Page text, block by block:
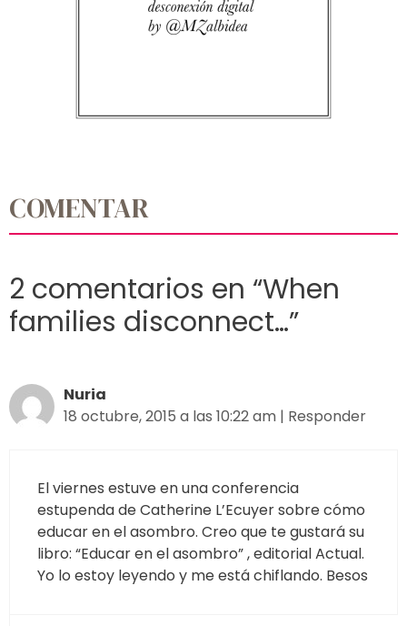
COMENTAR
2 comentarios en “When
families disconnect…”
Nuria
18 octubre, 2015 a las 10:22 am | Responder
El viernes estuve en una conferencia
estupenda de Catherine L’Ecuyer sobre cómo
educar en el asombro. Creo que te gustará su
libro: “Educar en el asombro” , editorial Actual.
Yo lo estoy leyendo y me está chiflando. Besos